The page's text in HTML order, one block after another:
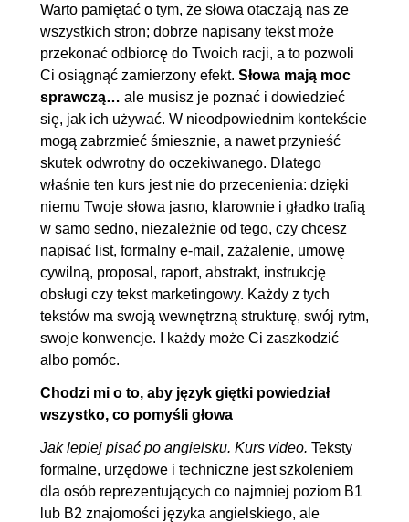
Warto pamiętać o tym, że słowa otaczają nas ze
wszystkich stron; dobrze napisany tekst może
przekonać odbiorcę do Twoich racji, a to pozwoli
Ci osiągnąć zamierzony efekt. Słowa mają moc
sprawczą… ale musisz je poznać i dowiedzieć
się, jak ich używać. W nieodpowiednim kontekście
mogą zabrzmieć śmiesznie, a nawet przynieść
skutek odwrotny do oczekiwanego. Dlatego
właśnie ten kurs jest nie do przecenienia: dzięki
niemu Twoje słowa jasno, klarownie i gładko trafią
w samo sedno, niezależnie od tego, czy chcesz
napisać list, formalny e-mail, zażalenie, umowę
cywilną, proposal, raport, abstrakt, instrukcję
obsługi czy tekst marketingowy. Każdy z tych
tekstów ma swoją wewnętrzną strukturę, swój rytm,
swoje konwencje. I każdy może Ci zaszkodzić
albo pomóc.
Chodzi mi o to, aby język giętki powiedział
wszystko, co pomyśli głowa
Jak lepiej pisać po angielsku. Kurs video. Teksty
formalne, urzędowe i techniczne jest szkoleniem
dla osób reprezentujących co najmniej poziom B1
lub B2 znajomości języka angielskiego, ale